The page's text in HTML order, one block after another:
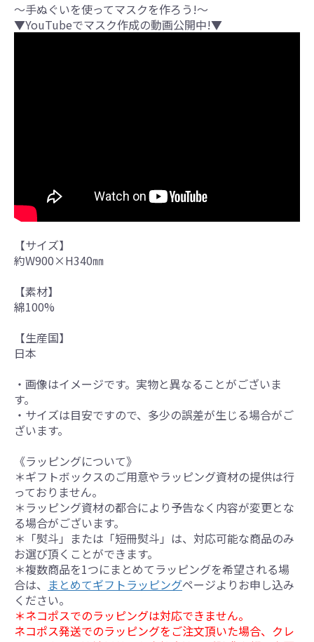
～手ぬぐいを使ってマスクを作ろう!～
▼YouTubeでマスク作成の動画公開中!▼
【サイズ】
約W900×H340㎜
【素材】
綿100%
【生産国】
日本
・画像はイメージです。実物と異なることがございま
す。
・サイズは目安ですので、多少の誤差が生じる場合がご
ざいます。
《ラッピングについて》
＊ギフトボックスのご用意やラッピング資材の提供は行
っておりません。
＊ラッピング資材の都合により予告なく内容が変更とな
る場合がございます。
＊「熨斗」または「短冊熨斗」は、対応可能な商品のみ
お選び頂くことができます。
＊複数商品を1つにまとめてラッピングを希望される場
合は、 まとめてギフトラッピングページよりお申し込み
ください。
＊ネコポスでのラッピングは対応できません。
ネコポス発送でのラッピングをご注文頂いた場合、クレ